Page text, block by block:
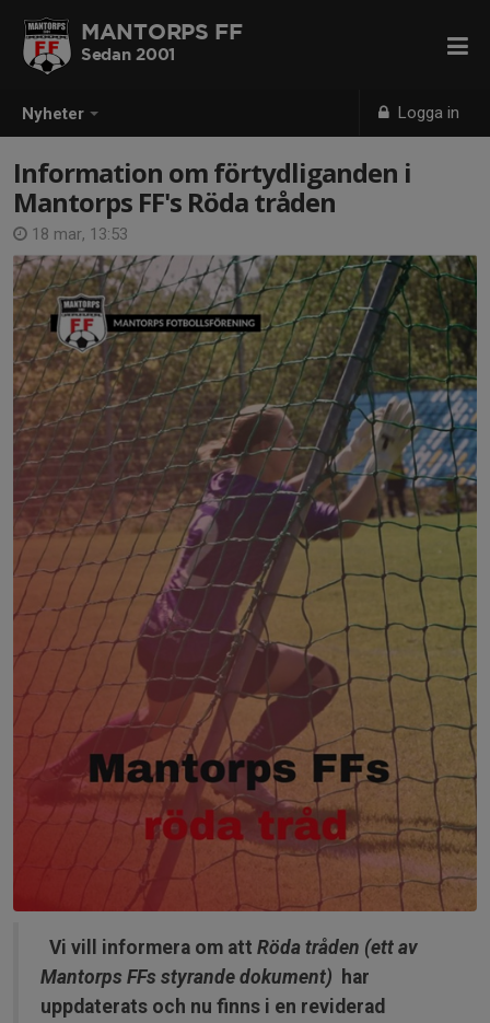
Nyheter Logga in
MANTORPS FF
Sedan 2001
Information om förtydliganden i
Mantorps FF's Röda tråden
18 mar, 13:53
Vi vill informera om att Röda tråden (ett av
Mantorps FFs styrande dokument) har
uppdaterats och nu finns i en reviderad